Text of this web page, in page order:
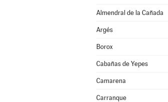
Almendral de la Cañada
Argés
Borox
Cabañas de Yepes
Camarena
Carranque